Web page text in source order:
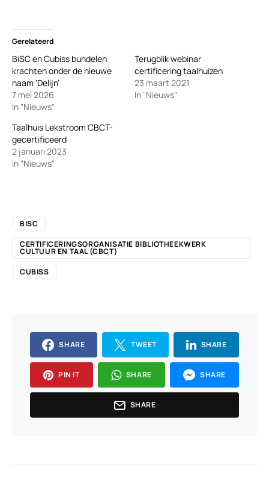
Gerelateerd
BiSC en Cubiss bundelen
krachten onder de nieuwe
naam ‘Delijn’
7 mei 2026
In "Nieuws"
Terugblik webinar
certificering taalhuizen
23 maart 2021
In "Nieuws"
Taalhuis Lekstroom CBCT-
gecertificeerd
2 januari 2023
In "Nieuws"
BISC
CERTIFICERINGSORGANISATIE BIBLIOTHEEKWERK
CULTUUR EN TAAL (CBCT)
CUBISS
SHARE TWEET SHARE
PIN IT SHARE SHARE
SHARE